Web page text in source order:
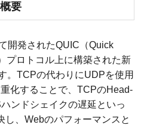
要
開発されたQUIC（Quick
プロトコル上に構築された新
。TCPの代わりにUDPを使用
化することで、TCPのHead-
ンドシェイクの遅延といっ
し、Webのパフォーマンスと